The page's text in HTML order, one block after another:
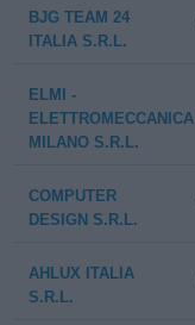
BJG TEAM 24
ITALIA S.R.L.
ELMI -
ELETTROMECCANICA
MILANO S.R.L.
COMPUTER
DESIGN S.R.L.
AHLUX ITALIA
S.R.L.